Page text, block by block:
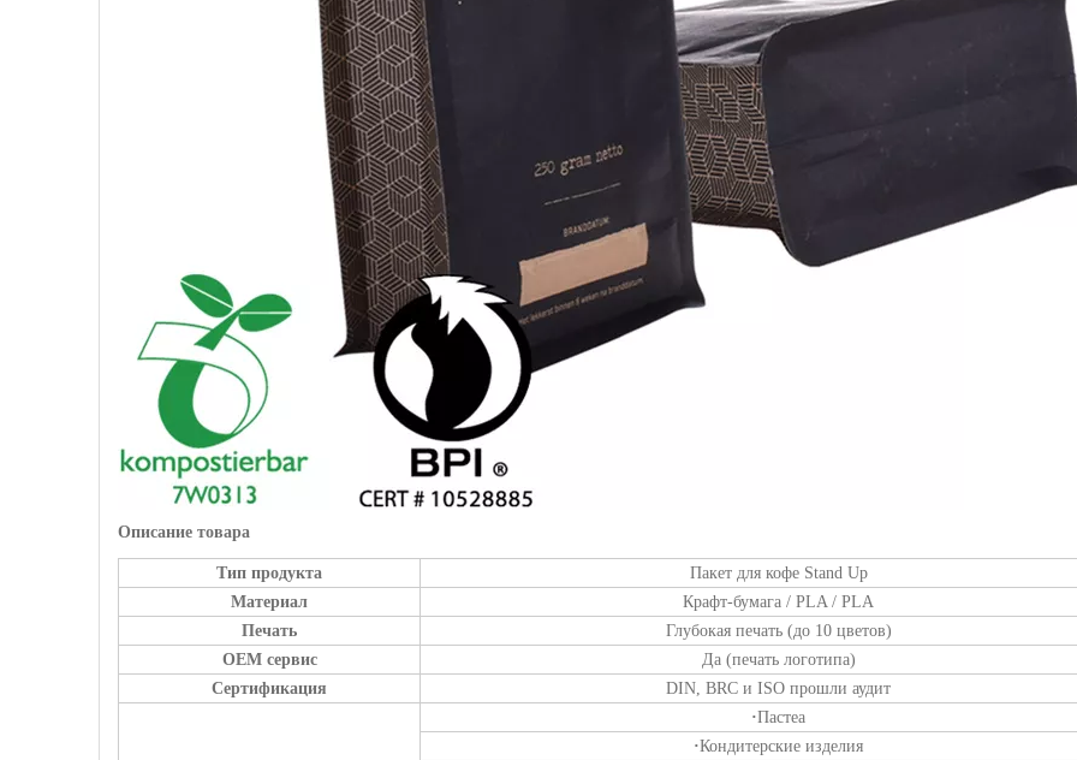
Описание товара
Тип продукта
Пакет для кофе Stand Up
Материал
Крафт-бумага / PLA / PLA
Печать
Глубокая печать (до 10 цветов)
OEM сервис
Да (печать логотипа)
Сертификация
DIN, BRC и ISO прошли аудит
·Пастеа
·Кондитерские изделия